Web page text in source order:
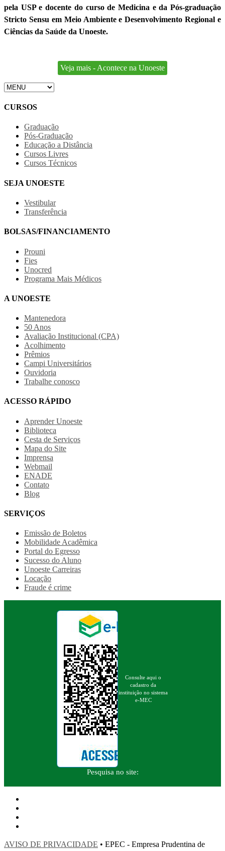
pela USP e docente do curso de Medicina e da Pós-graduação
Stricto Sensu em Meio Ambiente e Desenvolvimento Regional e
Ciências da Saúde da Unoeste.
Veja mais - Acontece na Unoeste
CURSOS
Graduação
Pós-Graduação
Educação a Distância
Cursos Livres
Cursos Técnicos
SEJA UNOESTE
Vestibular
Transferência
BOLSAS/FINANCIAMENTO
Prouni
Fies
Unocred
Programa Mais Médicos
A UNOESTE
Mantenedora
50 Anos
Avaliação Institucional (CPA)
Acolhimento
Prêmios
Campi Universitários
Ouvidoria
Trabalhe conosco
ACESSO RÁPIDO
Aprender Unoeste
Biblioteca
Cesta de Serviços
Mapa do Site
Imprensa
Webmail
ENADE
Contato
Blog
SERVIÇOS
Emissão de Boletos
Mobilidade Acadêmica
Portal do Egresso
Sucesso do Aluno
Unoeste Carreiras
Locação
Fraude é crime
Consulte aqui o
cadastro da
instituição no sistema
e-MEC
Pesquisa no site:
AVISO DE PRIVACIDADE • EPEC - Empresa Prudentina de